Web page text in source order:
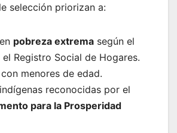
selección priorizan a:
pobreza extrema según el
el Registro Social de Hogares.
menores de edad.
reconocidas por el
para la Prosperidad